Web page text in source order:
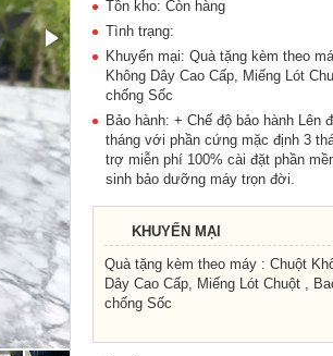
Tồn kho: Còn hàng
Tình trạng:
Khuyến mại: Quà tặng kèm theo
Không Dây Cao Cấp, Miếng Lót
chống Sốc
Bảo hành: + Chế độ bảo hành Lên
tháng với phần cứng mặc định 3
trợ miễn phí 100% cài đặt phần
sinh bảo dưỡng máy trọn đời.
KHUYẾN MẠI
Quà tặng kèm theo máy : Chuột
Dây Cao Cấp, Miếng Lót Chuột ,
chống Sốc